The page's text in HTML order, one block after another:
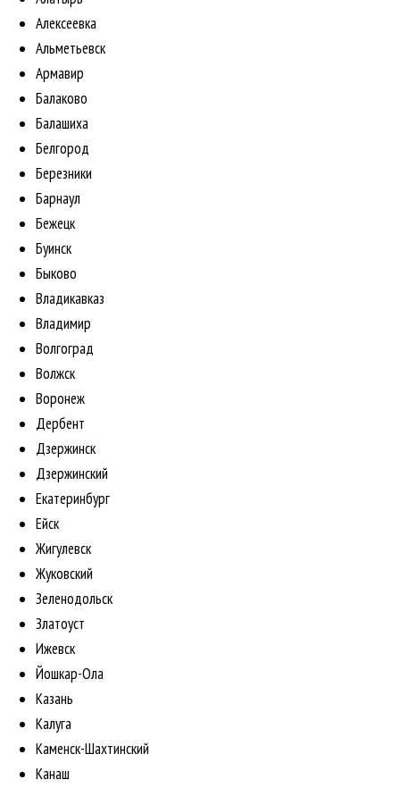
Алексеевка
Альметьевск
Армавир
Балаково
Балашиха
Белгород
Березники
Барнаул
Бежецк
Буинск
Быково
Владикавказ
Владимир
Волгоград
Волжск
Воронеж
Дербент
Дзержинск
Дзержинский
Екатеринбург
Ейск
Жигулевск
Жуковский
Зеленодольск
Златоуст
Ижевск
Йошкар-Ола
Казань
Калуга
Каменск-Шахтинский
Канаш